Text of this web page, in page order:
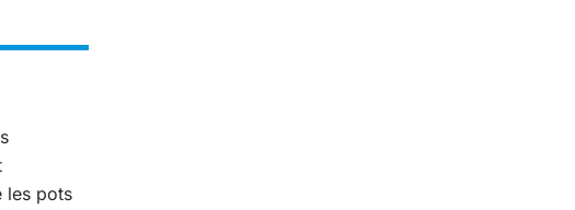
les pots